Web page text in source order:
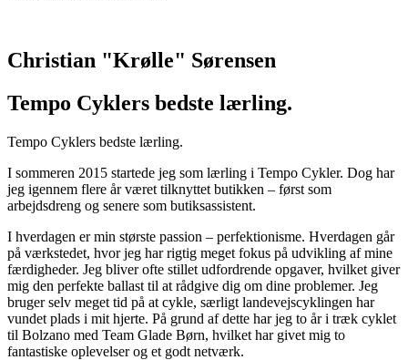
Christian "Krølle" Sørensen
Tempo Cyklers bedste lærling.
Tempo Cyklers bedste lærling.
I sommeren 2015 startede jeg som lærling i Tempo Cykler. Dog har
jeg igennem flere år været tilknyttet butikken – først som
arbejdsdreng og senere som butiksassistent.
I hverdagen er min største passion – perfektionisme. Hverdagen går
på værkstedet, hvor jeg har rigtig meget fokus på udvikling af mine
færdigheder. Jeg bliver ofte stillet udfordrende opgaver, hvilket giver
mig den perfekte ballast til at rådgive dig om dine problemer. Jeg
bruger selv meget tid på at cykle, særligt landevejscyklingen har
vundet plads i mit hjerte. På grund af dette har jeg to år i træk cyklet
til Bolzano med Team Glade Børn, hvilket har givet mig to
fantastiske oplevelser og et godt netværk.